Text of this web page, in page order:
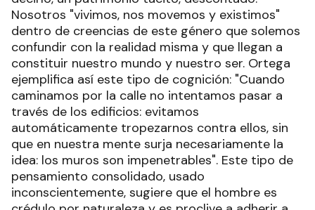
Nosotros "vivimos, nos movemos y existimos"
dentro de creencias de este género que solemos
confundir con la realidad misma y que llegan a
constituir nuestro mundo y nuestro ser. Ortega
ejemplifica así este tipo de cognición: "Cuando
caminamos por la calle no intentamos pasar a
través de los edificios: evitamos
automáticamente tropezarnos contra ellos, sin
que en nuestra mente surja necesariamente la
idea: los muros son impenetrables". Este tipo de
pensamiento consolidado, usado
inconscientemente, sugiere que el hombre es